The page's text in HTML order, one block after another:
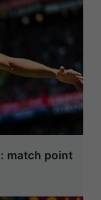
match point